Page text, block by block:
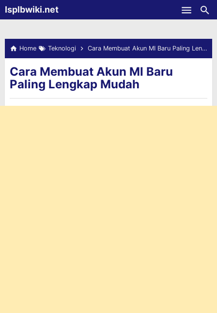
-->Isplbwiki.net
Home Teknologi Cara Membuat Akun MI Baru Paling Lengkap Mudah
Cara Membuat Akun MI Baru
Paling Lengkap Mudah